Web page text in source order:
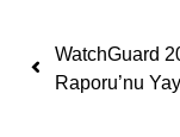
Yazı
WatchGuard
Raporu’nu